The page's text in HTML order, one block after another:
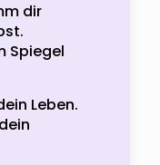
dir
Spiegel
Leben.